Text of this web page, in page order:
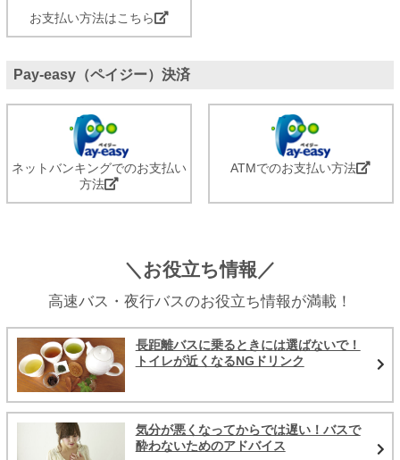
お支払い方法はこちら
Pay-easy（ペイジー）決済
ネットバンキングでのお支払い
方法
ATMでのお支払い方法
＼お役立ち情報／
高速バス・夜行バスのお役立ち情報が満載！
長距離バスに乗るときには選ばないで！
トイレが近くなるNGドリンク
気分が悪くなってからでは遅い！バスで
酔わないためのアドバイス